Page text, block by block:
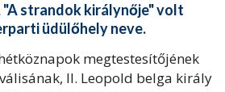
"A strandok királynője" volt
üdülőhely neve.
megtestesítőjének
II. Leopold belga király